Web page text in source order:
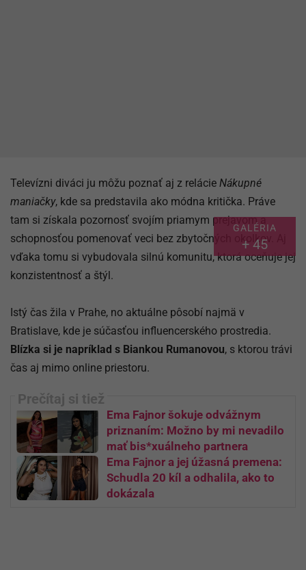
Televízni diváci ju môžu poznať aj z relácie Nákupné
maniačky, kde sa predstavila ako módna kritička. Práve
tam si získala pozornosť svojím priamym prejavom a
schopnosťou pomenovať veci bez zbytočných okolkov. Aj
vďaka tomu si vybudovala silnú komunitu, ktorá oceňuje jej
konzistentnosť a štýl.
Istý čas žila v Prahe, no aktuálne pôsobí najmä v
Bratislave, kde je súčasťou influencerského prostredia.
Blízka si je napríklad s Biankou Rumanovou, s ktorou trávi
čas aj mimo online priestoru.
Ema Fajnor šokuje odvážnym
priznaním: Možno by mi nevadilo
mať bis*xuálneho partnera
Ema Fajnor a jej úžasná premena:
Schudla 20 kíl a odhalila, ako to
dokázala
GALÉRIA
+ 45